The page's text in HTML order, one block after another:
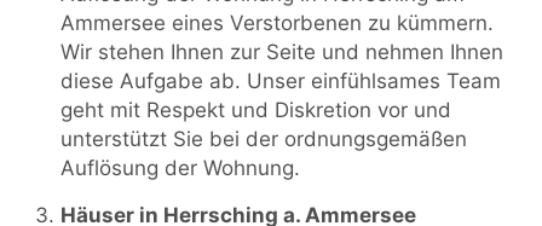
Ammersee eines Verstorbenen zu kümmern.
Wir stehen Ihnen zur Seite und nehmen Ihnen
diese Aufgabe ab. Unser einfühlsames Team
geht mit Respekt und Diskretion vor und
unterstützt Sie bei der ordnungsgemäßen
Auflösung der Wohnung.
Häuser in Herrsching a. Ammersee